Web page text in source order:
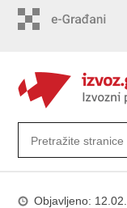
Objavljeno: